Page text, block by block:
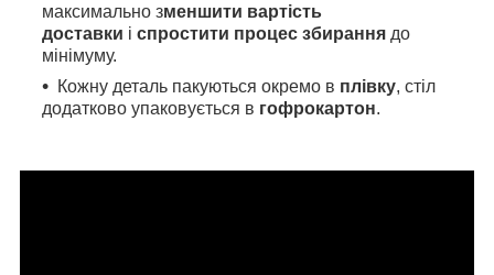
максимально зменшити вартість
доставки і спростити процес збирання до
мінімуму.
Кожну деталь пакуються окремо в плівку, стіл
додатково упаковується в гофрокартон.